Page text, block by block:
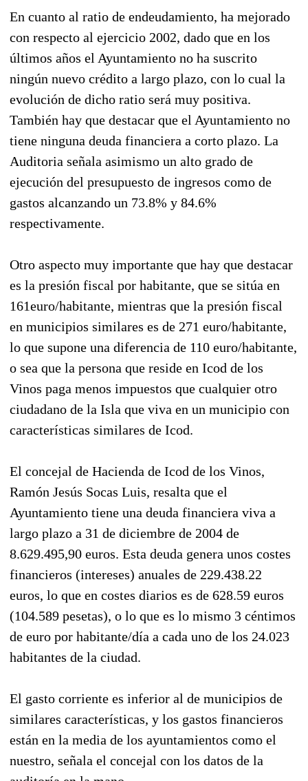
En cuanto al ratio de endeudamiento, ha mejorado
con respecto al ejercicio 2002, dado que en los
últimos años el Ayuntamiento no ha suscrito
ningún nuevo crédito a largo plazo, con lo cual la
evolución de dicho ratio será muy positiva.
También hay que destacar que el Ayuntamiento no
tiene ninguna deuda financiera a corto plazo. La
Auditoria señala asimismo un alto grado de
ejecución del presupuesto de ingresos como de
gastos alcanzando un 73.8% y 84.6%
respectivamente.
Otro aspecto muy importante que hay que destacar
es la presión fiscal por habitante, que se sitúa en
161euro/habitante, mientras que la presión fiscal
en municipios similares es de 271 euro/habitante,
lo que supone una diferencia de 110 euro/habitante,
o sea que la persona que reside en Icod de los
Vinos paga menos impuestos que cualquier otro
ciudadano de la Isla que viva en un municipio con
características similares de Icod.
El concejal de Hacienda de Icod de los Vinos,
Ramón Jesús Socas Luis, resalta que el
Ayuntamiento tiene una deuda financiera viva a
largo plazo a 31 de diciembre de 2004 de
8.629.495,90 euros. Esta deuda genera unos costes
financieros (intereses) anuales de 229.438.22
euros, lo que en costes diarios es de 628.59 euros
(104.589 pesetas), o lo que es lo mismo 3 céntimos
de euro por habitante/día a cada uno de los 24.023
habitantes de la ciudad.
El gasto corriente es inferior al de municipios de
similares características, y los gastos financieros
están en la media de los ayuntamientos como el
nuestro, señala el concejal con los datos de la